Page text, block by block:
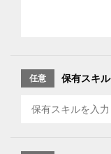
任意 保有スキル